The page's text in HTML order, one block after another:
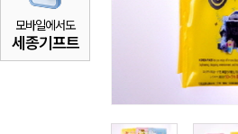
모바일에서도
세종기프트